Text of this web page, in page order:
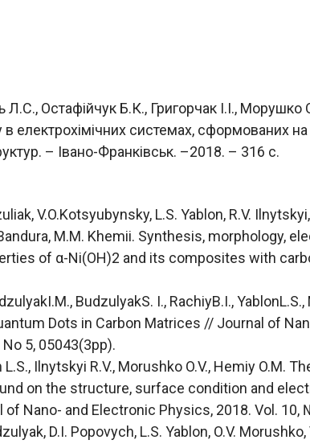
Л.С., Остафійчук Б.К., Григорчак І.І.,
електрохімічних системах, сформованих на
– Івано-Франківськ. –2018. – 316 с.
V.O.Kotsyubynsky, L.S. Yablon, R.V.
М.М. Khemii. Synthesis, morphology,
of α-Ni(OH)2 and its composites with
BudzulyakS. I., RachiyB.I., YablonL.S.,
Dots in Carbon Matrices // Journal of
5, 05043(3pp).
L.S., Ilnytskyi R.V., Morushko O.V., Hemiy O.M.
on the structure, surface condition and
Nano- and Electronic Physics, 2018. Vol. 10,
D.I. Popovych, L.S. Yablon, O.V.